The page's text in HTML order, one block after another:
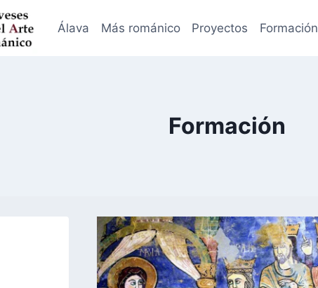
Álava Más románico Proyectos Formación
Formación